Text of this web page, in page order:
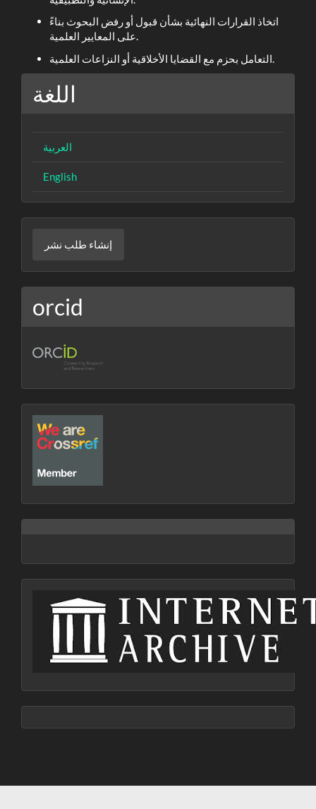
اتخاذ القرارات النهائية بشأن قبول أو رفض البحوث بناءً
على المعايير العلمية.
اللغة
العربية
English
طلب
نشر
إنشاء طلب نشر
orcid
crossref
archive